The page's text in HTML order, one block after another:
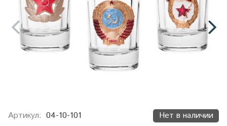
Артикул: 04-10-101 Нет в наличии